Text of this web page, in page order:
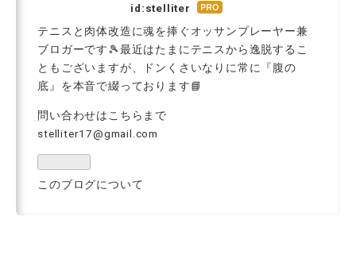
id:stelliter
はて
なブ
ログ
Pro
テニスと肉体改造に魂を捧ぐオッサンプレーヤー兼
ブロガーです🎾最近はたまにテニスから逸脱するこ
ともございますが、ドンくさいなりに常に『腹の
底』を本音で綴っております📘
問い合わせはこちらまで
stelliter17@gmail.com
このブログについて